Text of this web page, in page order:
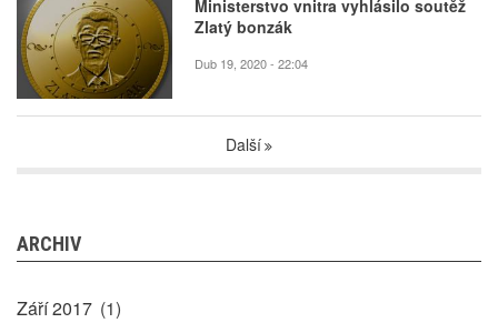
Ministerstvo vnitra vyhlásilo soutěž
Zlatý bonzák
Dub 19, 2020 - 22:04
Další
ARCHIV
Září 2017 (1)